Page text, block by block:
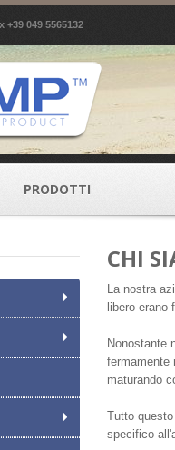
+39 049 5565132
PRODOTTI
CHI
La nostra
libero
Nonostante
fermamente
maturando
Tutto
specifico